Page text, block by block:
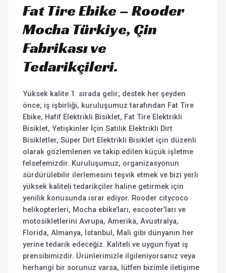
Fat Tire Ebike – Rooder
Mocha Türkiye, Çin
Fabrikası ve
Tedarikçileri.
Yüksek kalite 1. sırada gelir; destek her şeyden
önce; iş işbirliği, kuruluşumuz tarafından Fat Tire
Ebike, Hafif Elektrikli Bisiklet, Fat Tire Elektrikli
Bisiklet, Yetişkinler İçin Satılık Elektrikli Dirt
Bisikletler, Süper Dirt Elektrikli Bisiklet için düzenli
olarak gözlemlenen ve takip edilen küçük işletme
felsefemizdir. Kuruluşumuz, organizasyonun
sürdürülebilir ilerlemesini teşvik etmek ve bizi yerli
yüksek kaliteli tedarikçiler haline getirmek için
yenilik konusunda ısrar ediyor. Rooder citycoco
helikopterleri, Mocha ebike’ları, escooter’ları ve
motosikletlerini Avrupa, Amerika, Avustralya,
Florida, Almanya, İstanbul, Mali gibi dünyanın her
yerine tedarik edeceğiz. Kaliteli ve uygun fiyat iş
prensibimizdir. Ürünlerimizle ilgileniyorsanız veya
herhangi bir sorunuz varsa, lütfen bizimle iletişime